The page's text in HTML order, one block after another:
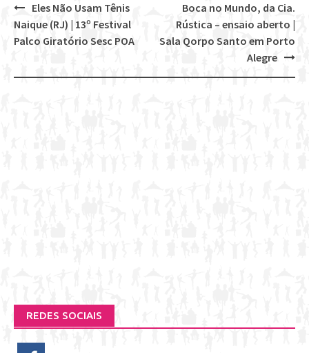
Post
navigation
Boca no Mundo, da Cia.
Rústica – ensaio aberto |
Sala Qorpo Santo em Porto
Alegre
Eles Não Usam Tênis
Naique (RJ) | 13º Festival
Palco Giratório Sesc POA
REDES SOCIAIS